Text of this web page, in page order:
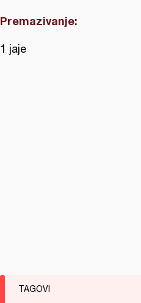
Premazivanje:
1 jaje
TAGOVI